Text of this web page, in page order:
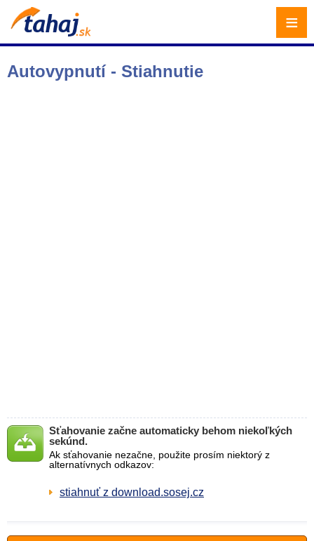
Autovypnutí - Stiahnutie
Sťahovanie začne automaticky behom niekoľkých
sekúnd.
Ak sťahovanie nezačne, použite prosím niektorý z
alternatívnych odkazov:
stiahnuť z download.sosej.cz
≡